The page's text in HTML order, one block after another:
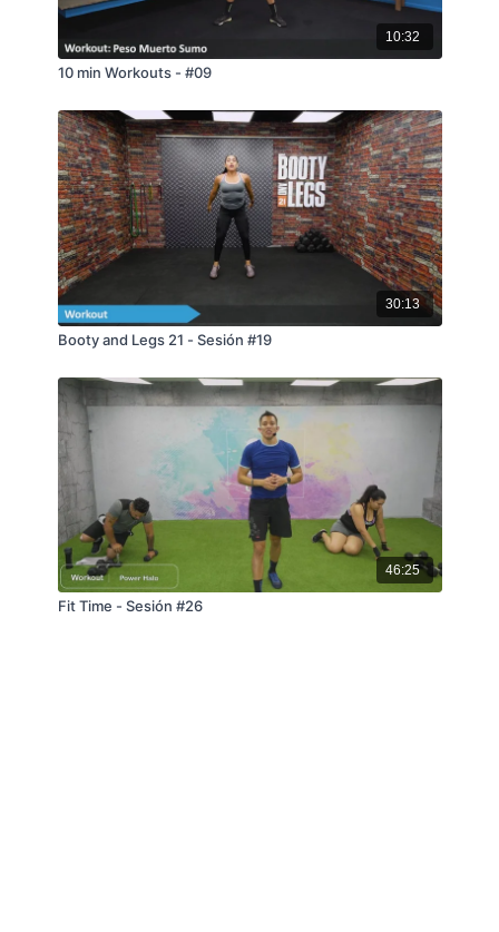
10:32
10 min Workouts - #09
30:13
Booty and Legs 21 - Sesión #19
46:25
Fit Time - Sesión #26